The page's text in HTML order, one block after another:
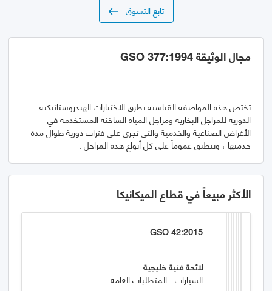
تابع التسوق
مجال الوثيقة GSO 377:1994
تختص هذه المواصفة القياسية بطرق الاختبارات الهيدروستاتيكية
الدورية للمراجل البخارية ومراجل المياه الساخنة المستخدمة في
الأغراض الصناعية والخدمية والتي تجرى على فترات دورية طوال مدة
خدمتها ، وتنطبق عموماً على كل أنواع هذه المراجل .
الأكثر مبيعاً في قطاع الميكانيكا
GSO 42:2015
لائحة فنية خليجية
السيارات - المتطلبات العامة